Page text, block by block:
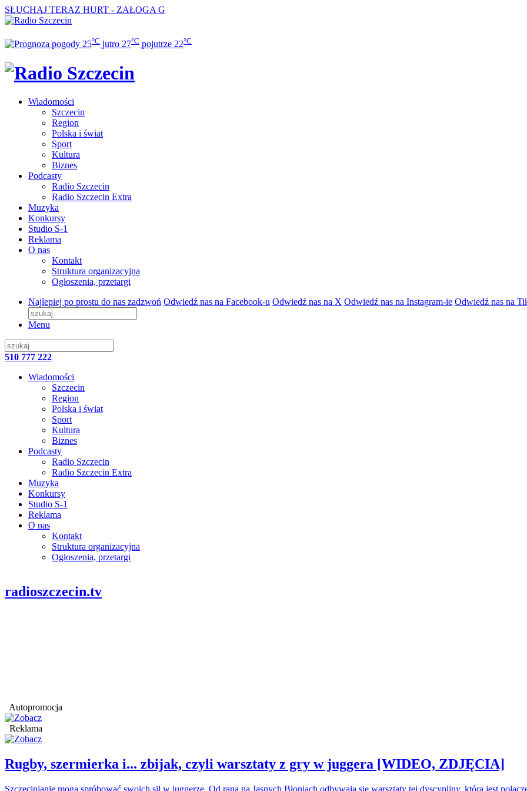
SŁUCHAJ TERAZ HURT - ZAŁOGA G
25°C jutro 27°C pojutrze 22°C
Wiadomości
Szczecin
Region
Polska i świat
Sport
Kultura
Biznes
Podcasty
Radio Szczecin
Radio Szczecin Extra
Muzyka
Konkursy
Studio S-1
Reklama
O nas
Kontakt
Struktura organizacyjna
Ogłoszenia, przetargi
Najlepiej po prostu do nas zadzwoń Odwiedź nas na Facebook-u Odwiedź nas na X Odwiedź nas na Instagram-ie Odwiedź nas na
Menu
510 777 222
Wiadomości
Szczecin
Region
Polska i świat
Sport
Kultura
Biznes
Podcasty
Radio Szczecin
Radio Szczecin Extra
Muzyka
Konkursy
Studio S-1
Reklama
O nas
Kontakt
Struktura organizacyjna
Ogłoszenia, przetargi
radioszczecin.tv
Autopromocja
Reklama
Rugby, szermierka i... zbijak, czyli warsztaty z gry w juggera [WIDEO, ZDJĘCIA]
Szczecinianie mogą spróbować swoich sił w juggerze. Od rana na Jasnych Błoniach odbywają się warsztaty tej dyscypliny, która jest